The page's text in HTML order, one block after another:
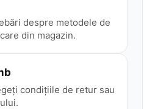
despre metodele de
din magazin.
condițiile de retur sau